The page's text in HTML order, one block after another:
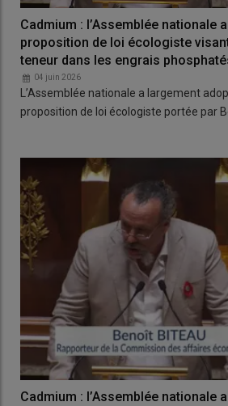
Cadmium : l’Assemblée nationale
proposition de loi écologiste
teneur dans les engrais
04 juin 2026
L’Assemblée nationale a largement
proposition de loi écologiste portée par
Cadmium : l’Assemblée nationale